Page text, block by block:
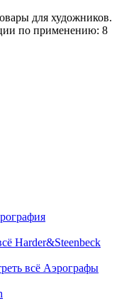
для художников.
по применению: 8
Harder&Steenbeck
всё Аэрографы